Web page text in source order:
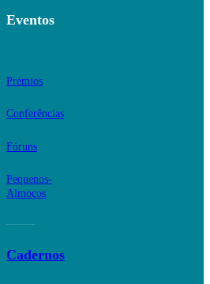
Eventos
Prémios
Conferências
Fóruns
Pequenos-
Almoços
Cadernos